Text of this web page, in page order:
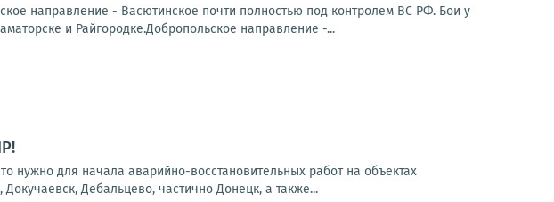
направление - Васютинское почти полностью под контролем ВС РФ. Бои у
и Райгородке.Добропольское направление -...
нужно для начала аварийно-восстановительных работ на объектах
Дебальцево, частично Донецк, а также...